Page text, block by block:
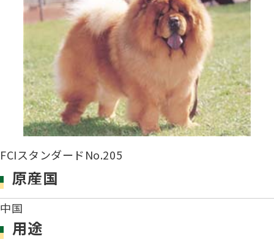
JKCの歴史
ディスクロージャー（情報公開）
有識者会議の提言について
入会のご案内
血統証明書・所有者名義変更
子犬の申請について
DNA登録
チャンピオンタイトル
繁殖についての基礎知識
FCIインターナショナルドッグショー開催のご案内
チャンピオンについて(ドッグショー・競技会)
ロイヤルカナンアワードについて
JKCブリーディングアワード
訓練競技会
キーワードラリー2025
ジュニアハンドラーとは
自由研究<犬について詳しく知ろう！>
ジャックお面を作ってあそぼう♪
愛犬飼育管理士
トリマー
ハンドラー
スチュワード
犬の健康管理手帳について
FCIスタンダードNo.205
原産国
中国
用途